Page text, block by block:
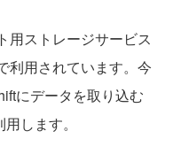
用ストレージサービス
利用されています。今
にデータを取り込む
します。